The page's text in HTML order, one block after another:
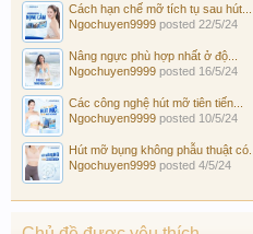
Cách hạn chế mỡ tích tụ sau hút...
Ngochuyen9999 posted 22/5/24
Nâng ngực phù hợp nhất ở độ...
Ngochuyen9999 posted 16/5/24
Các công nghệ hút mỡ tiên tiến...
Ngochuyen9999 posted 10/5/24
Hút mỡ bụng không phẫu thuật có...
Ngochuyen9999 posted 4/5/24